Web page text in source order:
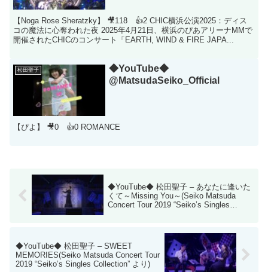
【Noga Rose Sheratzky】 🎥118 👍2 CHIC横浜公演2025：ディス
コの魔法に心奪われた夜 2025年4月21日、横浜のぴあアリーナMMで
開催されたCHICのコンサート「EARTH, WIND & FIRE JAPA...
松田聖子
◆YouTube◆
@MatsudaSeiko_Official
【ぴよ】 🎥0 👍0 ROMANCE
◆YouTube◆ 松田聖子 – あなたに逢いた
くて～Missing You～(Seiko Matsuda
Concert Tour 2019 “Seiko’s Singles
◆YouTube◆ 松田聖子 – SWEET
MEMORIES(Seiko Matsuda Concert Tour
2019 “Seiko’s Singles Collection” より)